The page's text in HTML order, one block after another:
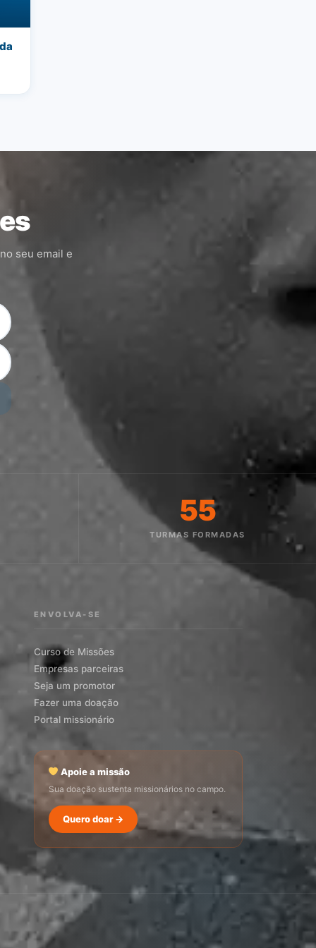
seu email e
55
TURMAS FORMADAS
ENVOLVA-SE
Curso de Missões
Empresas parceiras
Seja um promotor
Fazer uma doação
Portal missionário
Apoie a missão
Sua doação sustenta missionários no campo.
Quero doar →
SEMADI
Normalmente responde em minutos
Como faço para doar?